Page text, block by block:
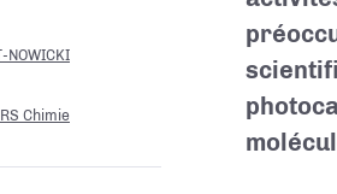
NOWICKI
Chimie